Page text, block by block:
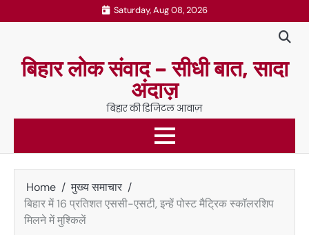
to
Saturday, Aug 08, 2026
बिहार लोक संवाद – सीधी बात, सादा
अंदाज़
बिहार की डिजिटल आवाज़
Home
मुख्य समाचार
बिहार में 16 प्रतिशत एससी-एसटी, इन्हें पोस्ट मैट्रिक स्काॅलरशिप
मिलने में मुश्किलें